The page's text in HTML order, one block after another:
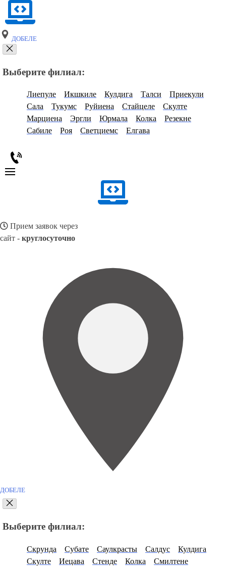
ДОБЕЛЕ
Выберите филиал:
Лиепуле Икшкиле Кулдига Талси
Приекули
Сала
Тукумс Руйиена Стайцеле
Скулте
Марциена
Эргли Юрмала Колка
Резекне
Сабиле
Роя Светциемс Елгава
Прием заявок через
сайт - круглосуточно
ДОБЕЛЕ
Выберите филиал:
Скрунда Субате Саулкрасты Салдус
Кулдига
Скулте
Иецава Стенде Колка
Смилтене